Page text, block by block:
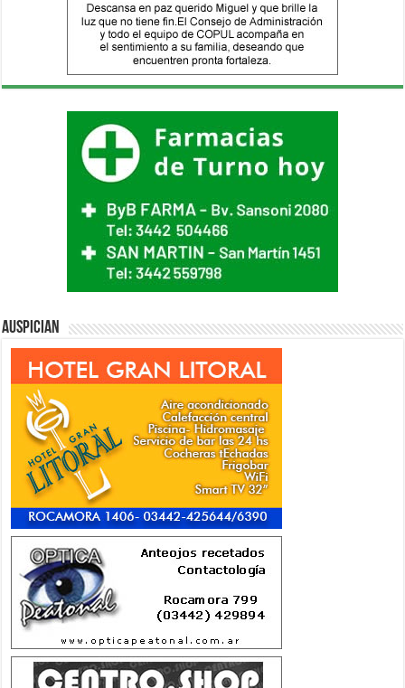
Auspician